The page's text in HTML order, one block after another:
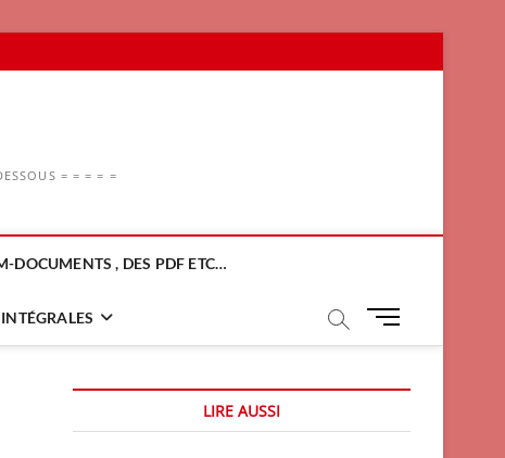
= = = = =
DOCUMENTS , DES PDF ETC…
M
u
u
LIRE AUSSI